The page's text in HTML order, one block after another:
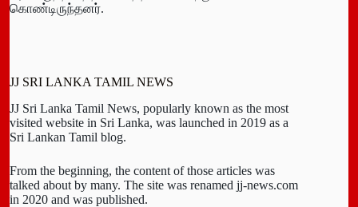
கொண்டிருந்தனர்.
JJ SRI LANKA TAMIL NEWS
JJ Sri Lanka Tamil News, popularly known as the most
visited website in Sri Lanka, was launched in 2019 as a
Sri Lankan Tamil blog.
From the beginning, the content of those articles was
talked about by many. The site was renamed jj-news.com
in 2020 and was published.